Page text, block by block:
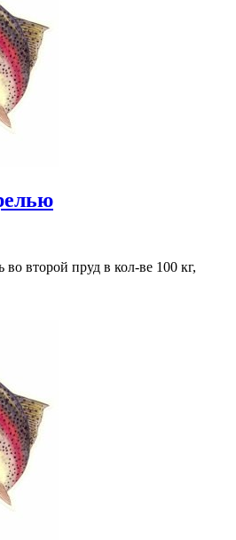
второй пруд в кол-ве 100 кг,